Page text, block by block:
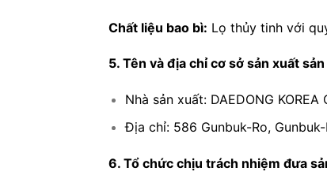
Chất liệu bao bì: Lọ thủy tinh với
5. Tên và địa chỉ cơ sở sản xuất
Nhà sản xuất: DAEDONG KOREA
Địa chỉ: 586 Gunbuk-Ro,
6. Tổ chức chịu trách nhiệm đưa